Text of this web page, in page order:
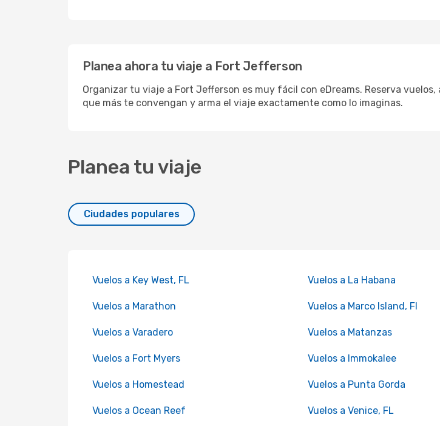
Planea ahora tu viaje a Fort Jefferson
Organizar tu viaje a Fort Jefferson es muy fácil con eDreams. Reserva
que más te convengan y arma el viaje exactamente como lo imaginas.
Planea tu viaje
Ciudades populares
Vuelos a Key West, FL Vuelos a La Habana
Vuelos a Marathon Vuelos a Marco Island, Fl
Vuelos a Varadero Vuelos a Matanzas
Vuelos a Fort Myers Vuelos a Immokalee
Vuelos a Homestead Vuelos a Punta Gorda
Vuelos a Ocean Reef Vuelos a Venice, FL